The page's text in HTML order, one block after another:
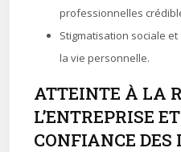
professionnelles
Stigmatisation sociale
la vie personnelle.
ATTEINTE À LA
L’ENTREPRISE
CONFIANCE